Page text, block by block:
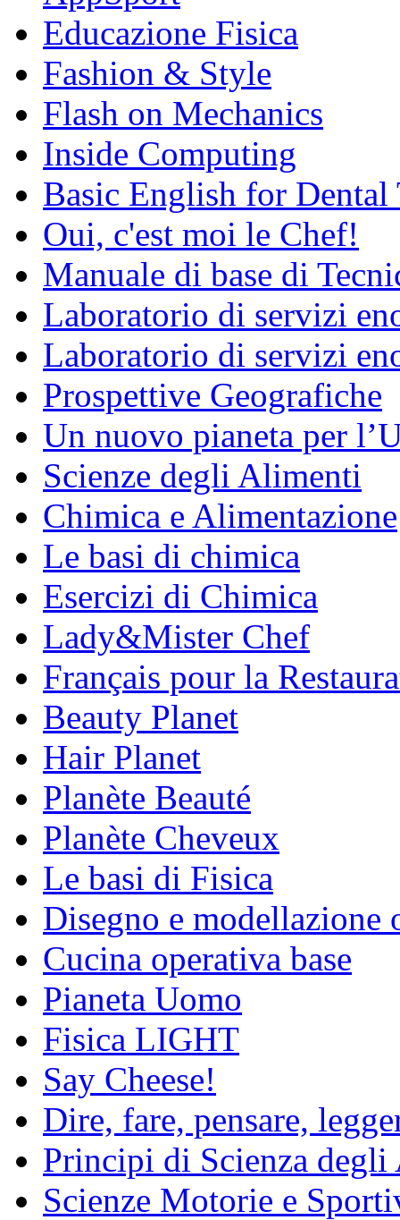
Educazione Fisica
Fashion & Style
Flash on Mechanics
Inside Computing
Basic English for Dental
Oui, c'est moi le Chef!
Manuale di base di
Laboratorio di servizi
Laboratorio di servizi
Prospettive Geografiche
Un nuovo pianeta per
Scienze degli Alimenti
Chimica e Alimentazione
Le basi di chimica
Esercizi di Chimica
Lady&Mister Chef
Français pour la
Beauty Planet
Hair Planet
Planète Beauté
Planète Cheveux
Le basi di Fisica
Disegno e modellazione
Cucina operativa base
Pianeta Uomo
Fisica LIGHT
Say Cheese!
Dire, fare, pensare,
Principi di Scienza
Scienze Motorie e